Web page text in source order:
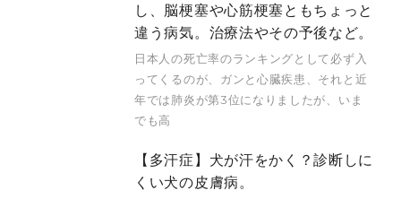
し、脳梗塞や心筋梗塞ともちょっと
違う病気。治療法やその予後など。
日本人の死亡率のランキングとして必ず入
ってくるのが、ガンと心臓疾患、それと近
年では肺炎が第3位になりましたが、いま
でも高
【多汗症】犬が汗をかく？診断しに
くい犬の皮膚病。